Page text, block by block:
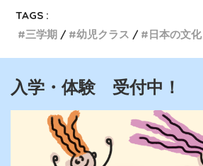
TAGS :
三学期
幼児クラス 日本の文化
入学・体験 受付中！